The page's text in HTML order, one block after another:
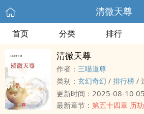
清微天尊
首页 分类 排行
清微天尊
作者： 三喵道尊
类别： 玄幻奇幻 / 排行榜 /
更新时间： 2025-08-10
最新章节： 第五十四章 历